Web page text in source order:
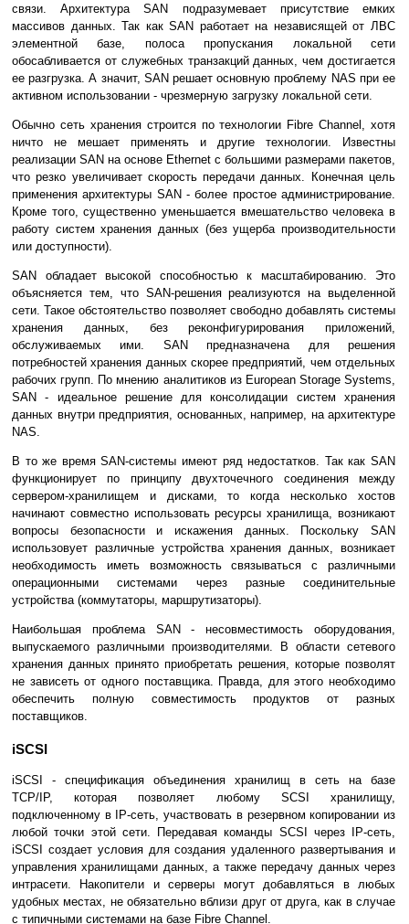
связи. Архитектура SAN подразумевает присутствие емких
массивов данных. Так как SAN работает на независящей от ЛВС
элементной базе, полоса пропускания локальной сети
обосабливается от служебных транзакций данных, чем достигается
ее разгрузка. А значит, SAN решает основную проблему NAS при ее
активном использовании - чрезмерную загрузку локальной сети.
Обычно сеть хранения строится по технологии Fibre Channel, хотя
ничто не мешает применять и другие технологии. Известны
реализации SAN на основе Ethernet с большими размерами пакетов,
что резко увеличивает скорость передачи данных. Конечная цель
применения архитектуры SAN - более простое администрирование.
Кроме того, существенно уменьшается вмешательство человека в
работу систем хранения данных (без ущерба производительности
или доступности).
SAN обладает высокой способностью к масштабированию. Это
объясняется тем, что SAN-решения реализуются на выделенной
сети. Такое обстоятельство позволяет свободно добавлять системы
хранения данных, без реконфигурирования приложений,
обслуживаемых ими. SAN предназначена для решения
потребностей хранения данных скорее предприятий, чем отдельных
рабочих групп. По мнению аналитиков из European Storage Systems,
SAN - идеальное решение для консолидации систем хранения
данных внутри предприятия, основанных, например, на архитектуре
NAS.
В то же время SAN-системы имеют ряд недостатков. Так как SAN
функционирует по принципу двухточечного соединения между
сервером-хранилищем и дисками, то когда несколько хостов
начинают совместно использовать ресурсы хранилища, возникают
вопросы безопасности и искажения данных. Поскольку SAN
использовует различные устройства хранения данных, возникает
необходимость иметь возможность связываться с различными
операционными системами через разные соединительные
устройства (коммутаторы, маршрутизаторы).
Наибольшая проблема SAN - несовместимость оборудования,
выпускаемого различными производителями. В области сетевого
хранения данных принято приобретать решения, которые позволят
не зависеть от одного поставщика. Правда, для этого необходимо
обеспечить полную совместимость продуктов от разных
поставщиков.
iSCSI
iSCSI - спецификация объединения хранилищ в сеть на базе
TCP/IP, которая позволяет любому SCSI хранилищу,
подключенному в IP-сеть, участвовать в резервном копировании из
любой точки этой сети. Передавая команды SCSI через IP-сеть,
iSCSI создает условия для создания удаленного развертывания и
управления хранилищами данных, а также передачу данных через
интрасети. Накопители и серверы могут добавляться в любых
удобных местах, не обязательно вблизи друг от друга, как в случае
с типичными системами на базе Fibre Channel.